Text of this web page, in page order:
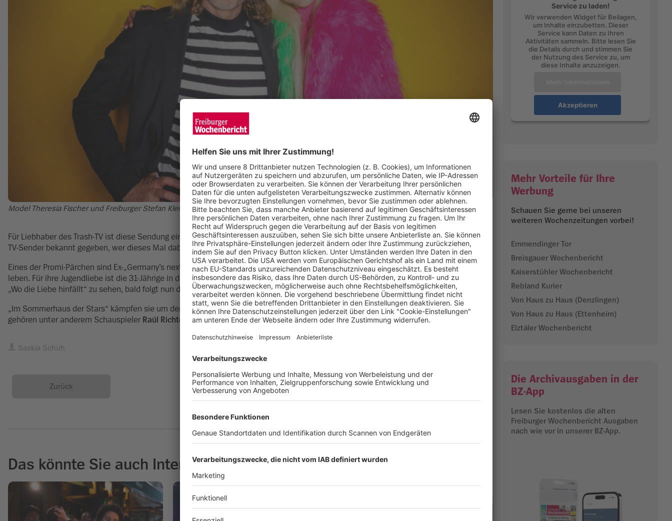
Model Theresia Fischer und Freiburger Stefan Kleiser ziehen ins „Sommerhaus der Stars“. Foto: RTL/Sefan Gregorowius
Für Liebhaber des Trash-TV ist diese Sendung ein Muss. Im Spätsommer lädt RTL wieder ins „Sommerhaus der Stars“ ein – jetzt hat der
TV-Sender bekannt gegeben, wer dieses Mal dabei sein wird.
Eines der Promi-Pärchen sind Ex-„Germany’s next Topmodel“-KandidatinTheresia Fischerund ihr FreundStefan Kleiser, die in Freiburg
leben. Für ihre Jugendliebe ist die 31-Jährige in den Breisgau zu dem 57-jährigen Zahnarzt gezogen. Kürzlich waren sie bei der Sendung
„Wo die Liebe hinfällt“ zu sehen, bald folgt nun der nächste TV-Auftritt.
„Im Sommerhaus der Stars“ kämpfen sie um den Titel „Das Promi-Paar 2024“ und ein Preisgeld von 50.000 Euro. Zur Konkurrenz
gehören unter anderem Schauspieler Raúl Richter und Vanessa Schmittsowie DesignerinSarah KernundTobias Pankow.
Saskia Schuh
Zurück
Service zu laden!
Wir verwenden Widget für Beilagen,
um Inhalte einzubetten. Dieser
Service kann Daten zu Ihren
Aktivitäten sammeln. Bitte lesen Sie
die Details durch und stimmen Sie
der Nutzung des Service zu, um
diese Inhalte anzuzeigen.
Akzeptieren
Mehr Vorteile für Ihre
Werbung
Schauen Sie gerne bei unseren
weiteren Wochenzeitungen vorbei!
Emmendinger Tor
Breisgauer Wochenbericht
Kaiserstühler Wochenbericht
Rebland Kurier
Von Haus zu Haus (Denzlingen)
Von Haus zu Haus (Ettenheim)
Elztäler Wochenbericht
Die Archivausgaben in der
BZ-App
Lesen Sie kostenlos die alten
Freiburger Wochenbericht Ausgaben
nach wie vor in unserer BZ-App.
Das könnte Sie auch Interessieren